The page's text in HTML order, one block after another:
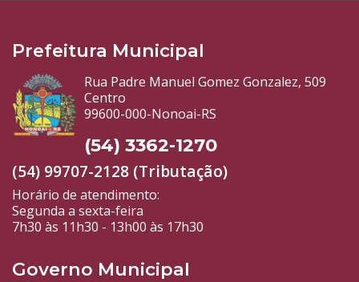
Prefeitura Municipal
Rua Padre Manuel Gomez Gonzalez, 509
Centro
99600-000-Nonoai-RS
(54) 3362-1270
(54) 99707-2128 (Tributação)
Horário de atendimento:
Segunda a sexta-feira
7h30 às 11h30 - 13h00 às 17h30
Governo Municipal